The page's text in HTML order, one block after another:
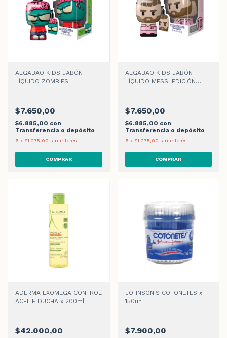
ALGABAO KIDS JABÓN
LÍQUIDO ZOMBIES
$7.650,00
$6.885,00 con
Transferencia o depósito
6 x $1.275,00 sin interés
ALGABAO KIDS JABÓN
LÍQUIDO MESSI EDICIÓN
$7.650,00
$6.885,00 con
Transferencia o depósito
6 x $1.275,00 sin interés
ADERMA EXOMEGA CONTROL
ACEITE DUCHA x 200ml
$42.000,00
JOHNSON'S COTONETES x
150un
$7.900,00